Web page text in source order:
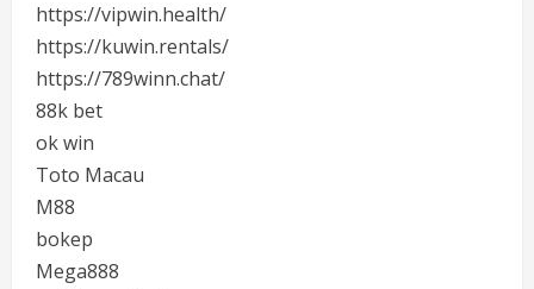
https://vipwin.health/
https://kuwin.rentals/
https://789winn.chat/
88k bet
ok win
Toto Macau
M88
bokep
Mega888